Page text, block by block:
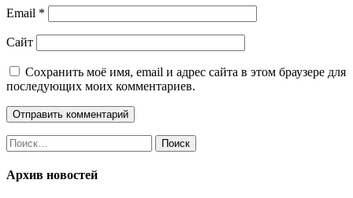
Email *
Сайт
Сохранить моё имя, email и адрес сайта в этом браузере для
последующих моих комментариев.
Найти:
Архив новостей